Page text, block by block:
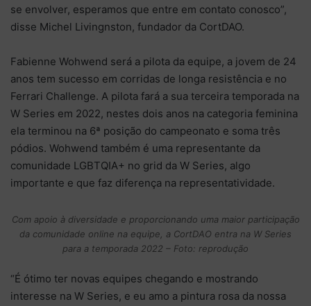
se envolver, esperamos que entre em contato conosco”,
disse Michel Livingnston, fundador da CortDAO.
Fabienne Wohwend será a pilota da equipe, a jovem de 24
anos tem sucesso em corridas de longa resistência e no
Ferrari Challenge. A pilota fará a sua terceira temporada na
W Series em 2022, nestes dois anos na categoria feminina
ela terminou na 6ª posição do campeonato e soma três
pódios. Wohwend também é uma representante da
comunidade LGBTQIA+ no grid da W Series, algo
importante e que faz diferença na representatividade.
Com apoio à diversidade e proporcionando uma maior participação
da comunidade online na equipe, a CortDAO entra na W Series
para a temporada 2022 – Foto: reprodução
“É ótimo ter novas equipes chegando e mostrando
interesse na W Series, e eu amo a pintura rosa da nossa